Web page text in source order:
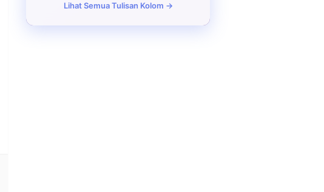
Lihat Semua Tulisan Kolom →